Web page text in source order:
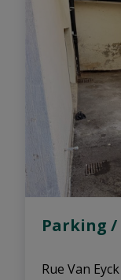
Parking /
Rue Van